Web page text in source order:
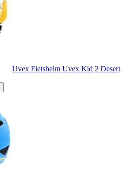
Uvex Fietshelm Uvex Kid 2 Desert